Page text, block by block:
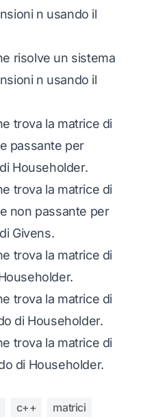
n usando il
risolve un sistema
n usando il
trova la matrice di
passante per
Householder.
trova la matrice di
non passante per
Givens.
trova la matrice di
trova la matrice di
di Householder.
trova la matrice di
di Householder.
c++
matrici